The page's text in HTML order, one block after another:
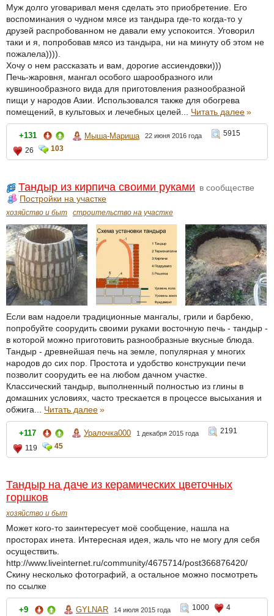
Муж долго уговаривал меня сделать это приобретение. Его
воспоминания о чудном мясе из тандыра где-то когда-то у
друзей распробованном не давали ему успокоится. Уговорил
таки и я, попробовав мясо из тандыра, ни на минуту об этом не
пожалела)))).
Хочу о нем рассказать и вам, дорогие ассиендовки)))
Печь-жаровня, мангал особого шарообразного или
кувшинообразного вида для приготовления разнообразной
пищи у народов Азии. Использовался также для обогрева
помещений, в культовых и лечебных целей... Читать далее»
+131 Мыша-Мариша 22 июня 2016 года
5915
26
103
Тандыр из кирпича своими руками в сообществе
Постройки на участке
хозяйство и быт строительство на участке
Если вам надоели традиционные мангалы, грили и барбекю,
попробуйте соорудить своими руками восточную печь - тандыр -
в которой можно приготовить разнообразные вкусные блюда.
Тандыр - древнейшая печь на земле, популярная у многих
народов до сих пор. Простота и удобство конструкции печи
позволит соорудить ее на любом дачном участке.
Классический тандыр, выполненный полностью из глины в
домашних условиях, часто трескается в процессе высыхания и
обжига... Читать далее»
+117 Уралочка000 1 декабря 2015 года
2191
119
45
Тандыр на даче из керамических цветочных
горшков
хозяйство и быт
Может кого-то заинтересует моё сообщение, нашла на
просторах инета. Интересная идея, жаль что не могу для себя
осуществить.
http://www.liveinternet.ru/community/4675714/post366876420/
Скину несколько фотографий, а остальное можно посмотреть
по ссылке
+9 GYLNAR 14 июля 2015 года 1000
4